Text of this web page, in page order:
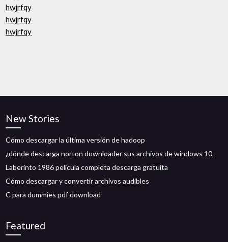
hwjrfqy
hwjrfqy
hwjrfqy
New Stories
Cómo descargar la última versión de hadoop
¿dónde descarga norton downloader sus archivos de windows 10_
Laberinto 1986 película completa descarga gratuita
Cómo descargar y convertir archivos audibles
C para dummies pdf download
Featured